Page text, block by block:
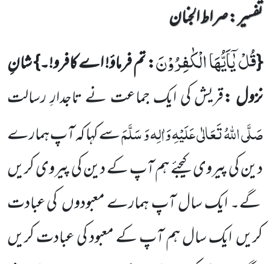
تفسیر : ‎صراط الجنان
{قُلْ یٰۤاَیُّهَا الْكٰفِرُوْنَ: تم فرماؤ!اے کافرو!۔}شانِ
نزول :قریش کیایک جماعت نے تاجدارِرسالت
صَلَّی اللّٰہُ تَعَالٰی عَلَیْہِ وَاٰلِہ وَ سَلَّمَسےکہا کہ آپ ہمارے
دین کی پیروی کیجئے ہم آپ کے دین کی پیرویکریں
گے۔ ایک سالآپہمارے معبودوںکی عبادت
کریںایک سالہم آپکے معبود کی عبادت کریں